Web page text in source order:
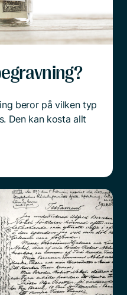
enkel sak att börja
beror på vilken typ
Den kan kosta allt